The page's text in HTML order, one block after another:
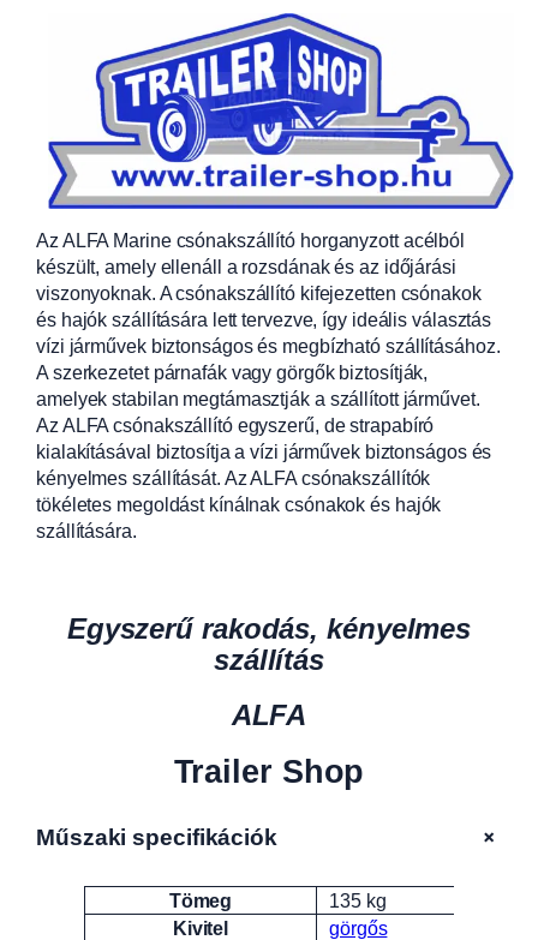
Az ALFA Marine csónakszállító horganyzott acélból
készült, amely ellenáll a rozsdának és az időjárási
viszonyoknak. A csónakszállító kifejezetten csónakok
és hajók szállítására lett tervezve, így ideális választás
vízi járművek biztonságos és megbízható szállításához.
A szerkezetet párnafák vagy görgők biztosítják,
amelyek stabilan megtámasztják a szállított járművet.
Az ALFA csónakszállító egyszerű, de strapabíró
kialakításával biztosítja a vízi járművek biztonságos és
kényelmes szállítását. Az ALFA csónakszállítók
tökéletes megoldást kínálnak csónakok és hajók
szállítására.
Egyszerű rakodás, kényelmes
szállítás
ALFA
Trailer Shop
Műszaki specifikációk +
Attribútumok Érték
Tömeg
135 kg
Kivitel
görgős